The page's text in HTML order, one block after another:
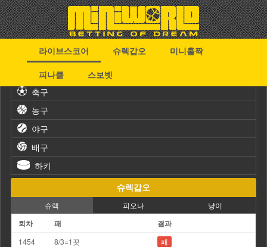
라이브스코어 슈렉갑오
미니홀짝
피나클
스보벳
축구
농구
야구
배구
하키
슈렉갑오
슈렉 피오나 냥이
회차 패 결과
1454 8/3=1끗
패